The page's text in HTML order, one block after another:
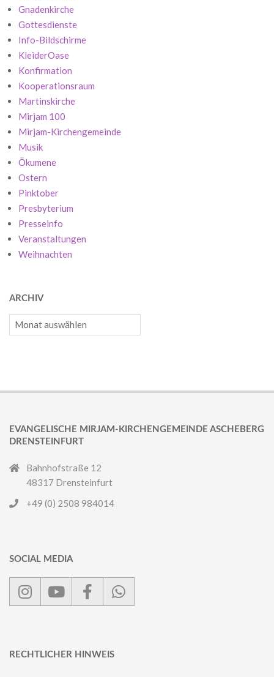
Gnadenkirche
Gottesdienste
Info-Bildschirme
KleiderOase
Konfirmation
Kooperationsraum
Martinskirche
Mirjam 100
Mirjam-Kirchengemeinde
Musik
Ökumene
Ostern
Pinktober
Presbyterium
Presseinfo
Veranstaltungen
Weihnachten
ARCHIV
Archiv
EVANGELISCHE MIRJAM-KIRCHENGEMEINDE ASCHEBERG
DRENSTEINFURT
Bahnhofstraße 12
48317 Drensteinfurt
+49 (0) 2508 984014
SOCIAL MEDIA
RECHTLICHER HINWEIS